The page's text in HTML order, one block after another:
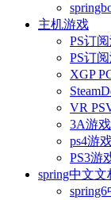
主机游戏
PS订
PS订
XGP
VR
3A游
ps4游
PS3游
spring中文文